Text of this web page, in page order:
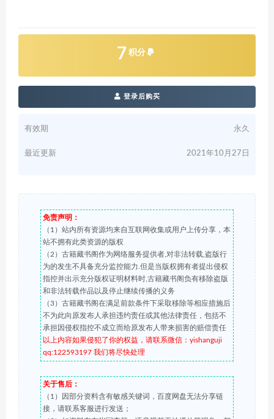
7 积分
登录后购买
有效期 永久
最近更新 2021年10月27日
免责声明：
（1）站内所有资源均来自互联网收集或用户上传分享，本
站不拥有此类资源的版权
（2）古籍藏书阁作为网络服务提供者,对非法转载,盗版行
为的发生不具备充分监控能力.但是当版权拥有者提出侵权
指控并出示充分版权证明材料时,古籍藏书阁负有移除盗版
和非法转载作品以及停止继续传播的义务
（3）古籍藏书阁在满足前款条件下采取移除等相应措施后
不为此向原发布人承担违约责任或其他法律责任，包括不
承担因侵权指控不成立而给原发布人带来损害的赔偿责任
以上内容如果侵犯了你的权益，请联系微信：yishanguji
qq:122593197 我们将尽快处理
关于售后：
（1）因部分资料含有敏感关键词，百度网盘无法分享链
接，请联系客服进行发送；